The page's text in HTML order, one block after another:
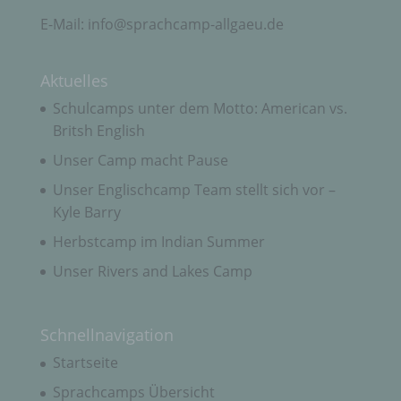
E-Mail: info@sprachcamp-allgaeu.de
Aktuelles
Schulcamps unter dem Motto: American vs.
Britsh English
Unser Camp macht Pause
Unser Englischcamp Team stellt sich vor –
Kyle Barry
Herbstcamp im Indian Summer
Unser Rivers and Lakes Camp
Schnellnavigation
Startseite
Sprachcamps Übersicht
87549 Rettenberg
+49 (0) 8327-930 797
E-Mail: info@sprachcamp-allgaeu.de
DE262014462
Cookies / SessionStorage / LocalStorage
genannte Cookies, LocalStorage und
eine Technologie, mit welcher ihr Browser Daten
auf Ihrem Computer oder mobilen Gerät
abspeichert. Cookies sind Textdateien, welche
über einen Internetbrowser auf einem